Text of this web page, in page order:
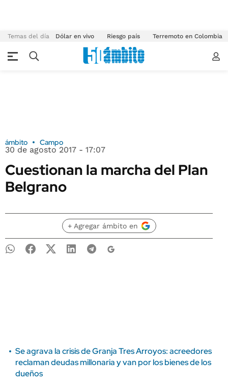
Temas del día Dólar en vivo Riesgo país Terremoto en Colombia
ámbito Campo
30 de agosto 2017 - 17:07
Cuestionan la marcha del Plan
Belgrano
+ Agregar ámbito en
Se agrava la crisis de Granja Tres Arroyos: acreedores
reclaman deudas millonaria y van por los bienes de los
dueños